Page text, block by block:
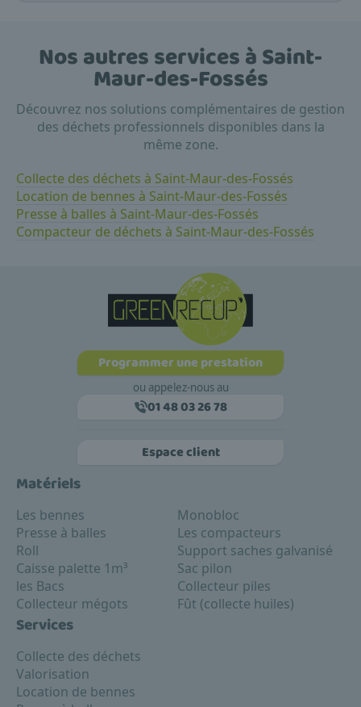
Nos autres services à Saint-
Maur-des-Fossés
Découvrez nos solutions complémentaires de gestion
des déchets professionnels disponibles dans la
même zone.
Collecte des déchets à Saint-Maur-des-Fossés
Location de bennes à Saint-Maur-des-Fossés
Presse à balles à Saint-Maur-des-Fossés
Compacteur de déchets à Saint-Maur-des-Fossés
Programmer une prestation
ou appelez-nous au
01 48 03 26 78
Espace client
Matériels
Les bennes
Monobloc
Presse à balles
Les compacteurs
Roll
Support saches galvanisé
Caisse palette 1m³
Sac pilon
les Bacs
Collecteur piles
Collecteur mégots
Fût (collecte huiles)
Services
Collecte des déchets
Valorisation
Location de bennes